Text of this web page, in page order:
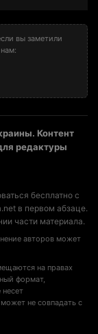
вы заметили
Контент
редактуры
бесплатно с
в первом абзаце.
части материала.
авторов может
на правах
формат,
не совпадать с